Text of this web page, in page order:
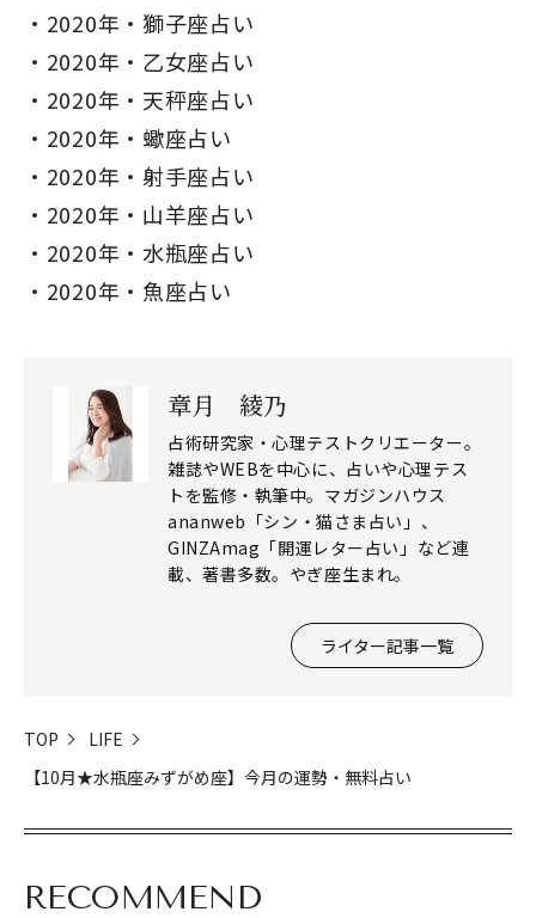
2020年・獅子座占い
2020年・乙女座占い
2020年・天秤座占い
2020年・蠍座占い
2020年・射手座占い
2020年・山羊座占い
2020年・水瓶座占い
2020年・魚座占い
章月 綾乃
占術研究家・心理テストクリエーター。
雑誌やWEBを中心に、占いや心理テス
トを監修・執筆中。マガジンハウス
ananweb「シン・猫さま占い」、
GINZAmag「開運レター占い」など連
載、著書多数。やぎ座生まれ。
ライター記事一覧
TOP
LIFE
【10月★水瓶座みずがめ座】今月の運勢・無料占い
RECOMMEND